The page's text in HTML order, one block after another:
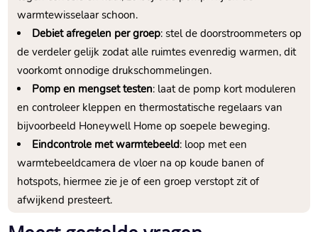
warmtewisselaar schoon.​
Debiet afregelen per groep: stel de doorstroommeters op
de verdeler gelijk zodat alle ruimtes evenredig warmen, dit
voorkomt onnodige drukschommelingen.​
Pomp en mengset testen: laat de pomp kort moduleren
en controleer kleppen en thermostatische regelaars van
bijvoorbeeld Honeywell Home op soepele beweging.​
Eindcontrole met warmtebeeld: loop met een
warmtebeeldcamera de vloer na op koude banen of
hotspots, hiermee zie je of een groep verstopt zit of
afwijkend presteert.​